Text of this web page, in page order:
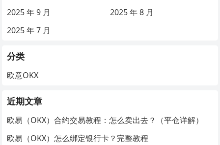
2025 年 9 月
2025 年 8 月
2025 年 7 月
分类
欧意OKX
近期文章
欧易（OKX）合约交易教程：怎么卖出去？（平仓详解）
欧易（OKX）怎么绑定银行卡？完整教程